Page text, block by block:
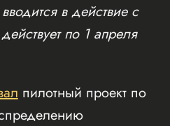
в действие с
по 1 апреля
пилотный проект по